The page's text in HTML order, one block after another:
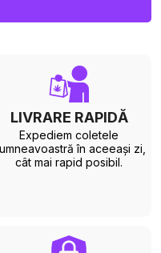
LIVRARE RAPIDĂ
Expediem coletele
în aceeași zi,
cât mai rapid posibil.